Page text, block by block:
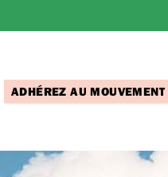
ADHÉREZ AU MOUVEMENT